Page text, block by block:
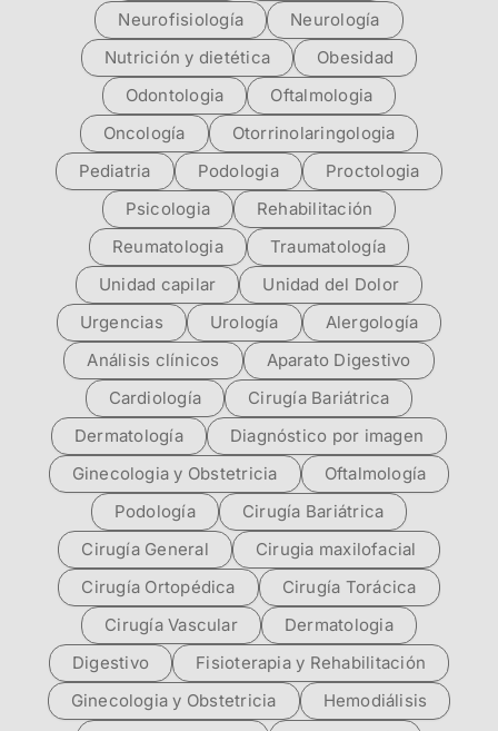
Neurofisiología
Neurología
Nutrición y dietética
Obesidad
Odontologia
Oftalmologia
Oncología
Otorrinolaringologia
Pediatria
Podologia
Proctologia
Psicologia
Rehabilitación
Reumatologia
Traumatología
Unidad capilar
Unidad del Dolor
Urgencias
Urología
Alergología
Análisis clínicos
Aparato Digestivo
Cardiología
Cirugía Bariátrica
Dermatología
Diagnóstico por imagen
Ginecologia y Obstetricia
Oftalmología
Podología
Cirugía Bariátrica
Cirugía General
Cirugia maxilofacial
Cirugía Ortopédica
Cirugía Torácica
Cirugía Vascular
Dermatologia
Digestivo
Fisioterapia y Rehabilitación
Ginecologia y Obstetricia
Hemodiálisis